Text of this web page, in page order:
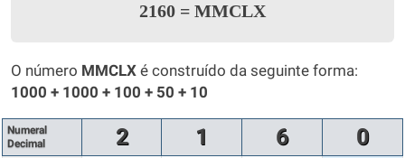
2160 = MMCLX
O número MMCLX é construído da seguinte forma:
1000 + 1000 + 100 + 50 + 10
Numeral
Decimal
2 1 6 0